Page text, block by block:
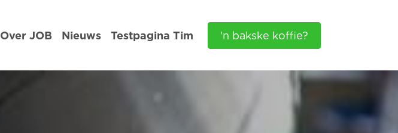
Over JOB Nieuws Testpagina Tim 'n bakske koffie?